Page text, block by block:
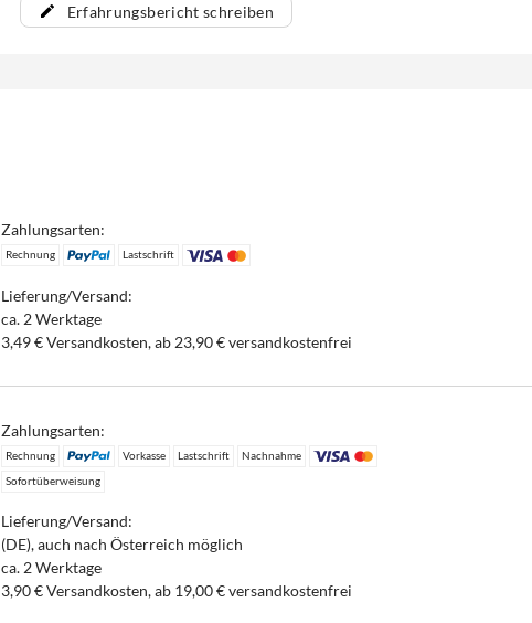
Erfahrungsbericht schreiben
Zahlungsarten:
Rechnung Lastschrift
Lieferung/Versand:
ca. 2 Werktage
3,49 € Versandkosten, ab 23,90 € versandkostenfrei
Zahlungsarten:
Rechnung Vorkasse Lastschrift
Nachnahme
Sofortüberweisung
Lieferung/Versand:
(DE), auch nach Österreich möglich
ca. 2 Werktage
3,90 € Versandkosten, ab 19,00 € versandkostenfrei